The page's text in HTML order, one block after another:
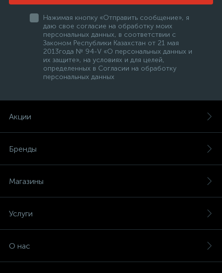
Нажимая кнопку «Отправить сообщение», я
даю свое согласие на обработку моих
персональных данных, в соответствии с
Законом Республики Казахстан от 21 мая
2013года № 94-V «О персональных данных и
их защите», на условиях и для целей,
определенных в Согласии на обработку
персональных данных
Акции
Бренды
Магазины
Услуги
О нас